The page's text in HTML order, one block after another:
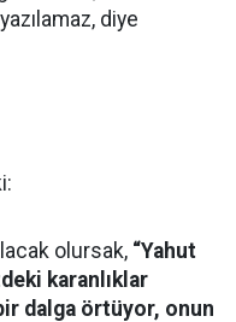
diye
olursak, “Yahut
karanlıklar
dalga örtüyor, onun